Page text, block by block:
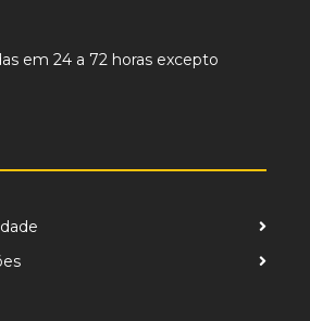
em 24 a 72 horas excepto